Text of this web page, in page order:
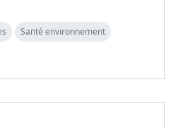
Santé environnement